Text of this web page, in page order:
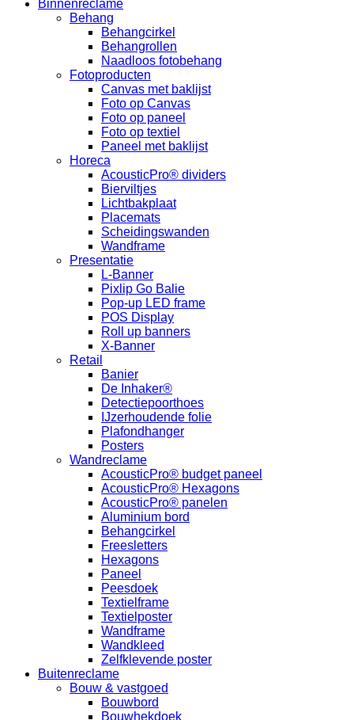
Binnenreclame
Behang
Behangcirkel
Behangrollen
Naadloos fotobehang
Fotoproducten
Canvas met baklijst
Foto op Canvas
Foto op paneel
Foto op textiel
Paneel met baklijst
Horeca
AcousticPro® dividers
Bierviltjes
Lichtbakplaat
Placemats
Scheidingswanden
Wandframe
Presentatie
L-Banner
Pixlip Go Balie
Pop-up LED frame
POS Display
Roll up banners
X-Banner
Retail
Banier
De Inhaker®
Detectiepoorthoes
IJzerhoudende folie
Plafondhanger
Posters
Wandreclame
AcousticPro® budget paneel
AcousticPro® Hexagons
AcousticPro® panelen
Aluminium bord
Behangcirkel
Freesletters
Hexagons
Paneel
Peesdoek
Textielframe
Textielposter
Wandframe
Wandkleed
Zelfklevende poster
Buitenreclame
Bouw & vastgoed
Bouwbord
Bouwhekdoek